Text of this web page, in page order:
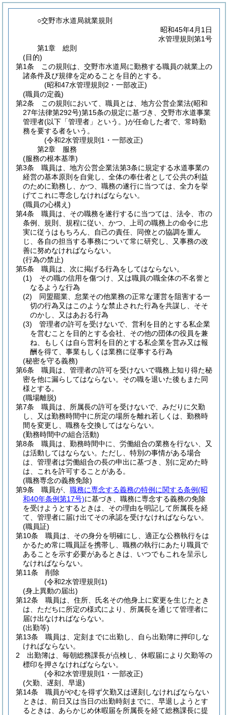
○交野市水道局就業規則
昭和45年4月1日
水管理規則第1号
第1章
総則
(目的)
第1条
この規則は、交野市水道局に勤務する職員の就業上の
諸条件及び規律を定めることを目的とする。
(昭和47水管理規則2・一部改正)
(職員の定義)
第2条
この規則において、職員とは、地方公営企業法(昭和
27年法律第292号)第15条の規定に基づき、交野市水道事業
管理者(以下「管理者」という。)が任命した者で、常時勤
務を要する者をいう。
(令和2水管理規則1・一部改正)
第2章
服務
(服務の根本基準)
第3条
職員は、地方公営企業法第3条に規定する水道事業の
経営の基本原則を自覚し、全体の奉仕者として公共の利益
のために勤務し、かつ、職務の遂行に当つては、全力を挙
げてこれに専念しなければならない。
(職員の心構え)
第4条
職員は、その職務を遂行するに当つては、法令、市の
条例、規則、規程に従い、かつ、上司の職務上の命令に忠
実に従うはもちろん、自己の責任、同僚との協調を重ん
じ、各自の担当する事務について常に研究し、又事務の改
善に努めなければならない。
(行為の禁止)
第5条
職員は、次に掲げる行為をしてはならない。
(1)
その職の信用を傷つけ、又は職員の職全体の不名誉と
なるような行為
(2)
同盟罷業、怠業その他業務の正常な運営を阻害する一
切の行為又はこのような禁止された行為を共謀し、そそ
のかし、又はあおる行為
(3)
管理者の許可を受けないで、営利を目的とする私企業
を営むことを目的とする会社、その他の団体の役員を兼
ね、もしくは自ら営利を目的とする私企業を営み又は報
酬を得て、事業もしくは業務に従事する行為
(秘密を守る義務)
第6条
職員は、管理者の許可を受けないで職務上知り得た秘
密を他に漏らしてはならない。 その職を退いた後もまた同
様とする。
(職場離脱)
第7条
職員は、所属長の許可を受けないで、みだりに欠勤
し、又は勤務時間中に所定の場所を離れ若しくは、勤務時
間を変更し、職務を交換してはならない。
(勤務時間中の組合活動)
第8条
職員は、勤務時間中に、労働組合の業務を行ない、又
は活動してはならない。 ただし、特別の事情がある場合
は、管理者は労働組合の長の申出に基づき、別に定めた時
は、これを許可することがある。
(職務専念の義務免除)
第9条
職員が、 職務に専念する義務の特例に関する条例(昭
和40年条例第17号)に基づき、職務に専念する義務の免除
を受けようとするときは、その理由を明記して所属長を経
て、管理者に届け出てその承認を受けなければならない。
(職員証)
第10条
職員は、その身分を明確にし、適正な公務執行をは
かるため常に職員証を携帯し、職務の執行にあたり職員で
あることを示す必要があるときは、いつでもこれを呈示し
なければならない。
第11条
削除
(令和2水管理規則1)
(身上異動の届出)
第12条
職員は、住所、氏名その他身上に変更を生じたとき
は、ただちに所定の様式により、所属長を通じて管理者に
届け出なければならない。
(出勤等)
第13条
職員は、定刻までに出勤し、自ら出勤簿に押印しな
ければならない。
2
出勤簿は、毎朝総務課長が点検し、休暇届により欠勤等の
標印を押さなければならない。
(令和2水管理規則1・一部改正)
(欠勤、遅刻、早退)
第14条
職員がやむを得ず欠勤又は遅刻しなければならない
ときは、前日又は当日の出勤時刻までに、早退しようとす
るときは、あらかじめ休暇届を所属長を経て総務課長に提